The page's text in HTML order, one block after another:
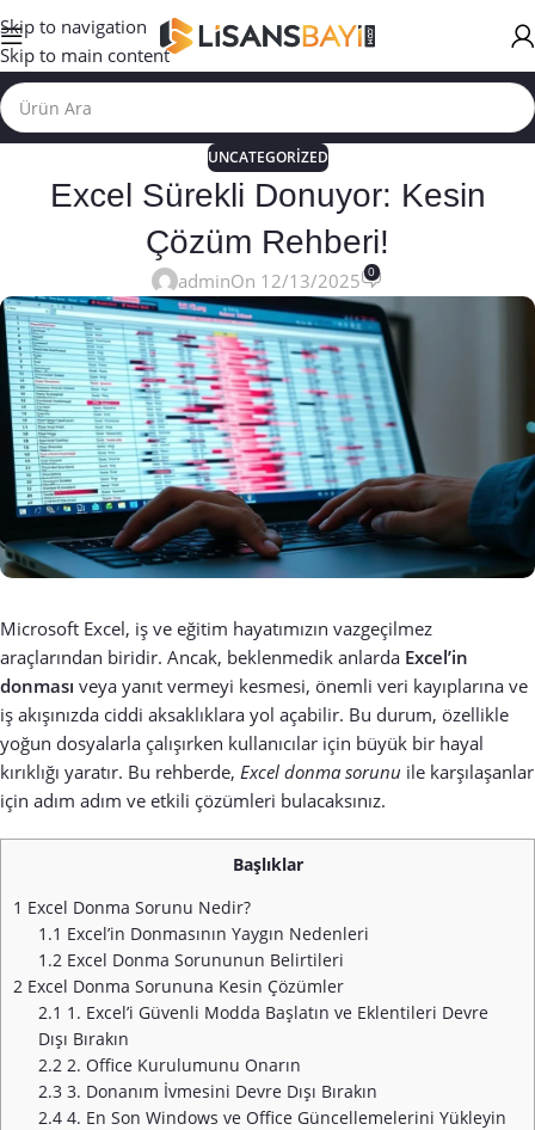
Skip to navigation
Skip to main content
UNCATEGORIZED
Excel Sürekli Donuyor: Kesin
Çözüm Rehberi!
adminOn 12/13/2025 0
Microsoft Excel, iş ve eğitim hayatımızın vazgeçilmez
araçlarından biridir. Ancak, beklenmedik anlarda Excel’in
donması veya yanıt vermeyi kesmesi, önemli veri kayıplarına ve
iş akışınızda ciddi aksaklıklara yol açabilir. Bu durum, özellikle
yoğun dosyalarla çalışırken kullanıcılar için büyük bir hayal
kırıklığı yaratır. Bu rehberde, Excel donma sorunu ile karşılaşanlar
için adım adım ve etkili çözümleri bulacaksınız.
Başlıklar
1 Excel Donma Sorunu Nedir?
1.1 Excel’in Donmasının Yaygın Nedenleri
1.2 Excel Donma Sorununun Belirtileri
2 Excel Donma Sorununa Kesin Çözümler
2.1 1. Excel’i Güvenli Modda Başlatın ve Eklentileri Devre
Dışı Bırakın
2.2 2. Office Kurulumunu Onarın
2.3 3. Donanım İvmesini Devre Dışı Bırakın
2.4 4. En Son Windows ve Office Güncellemelerini Yükleyin